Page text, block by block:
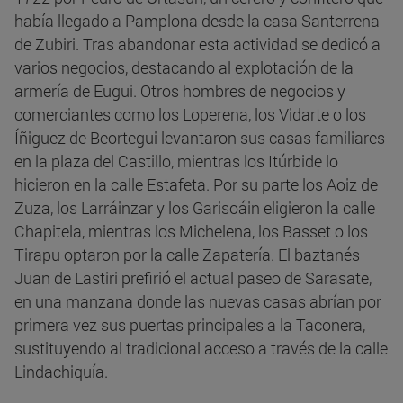
había llegado a Pamplona desde la casa Santerrena
de Zubiri. Tras abandonar esta actividad se dedicó a
varios negocios, destacando al explotación de la
armería de Eugui. Otros hombres de negocios y
comerciantes como los Loperena, los Vidarte o los
Íñiguez de Beortegui levantaron sus casas familiares
en la plaza del Castillo, mientras los Itúrbide lo
hicieron en la calle Estafeta. Por su parte los Aoiz de
Zuza, los Larráinzar y los Garisoáin eligieron la calle
Chapitela, mientras los Michelena, los Basset o los
Tirapu optaron por la calle Zapatería. El baztanés
Juan de Lastiri prefirió el actual paseo de Sarasate,
en una manzana donde las nuevas casas abrían por
primera vez sus puertas principales a la Taconera,
sustituyendo al tradicional acceso a través de la calle
Lindachiquía.